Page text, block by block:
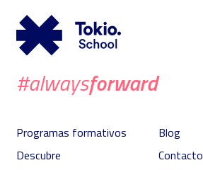
#alwaysforward
Programas formativos
Descubre
Blog
Contacto